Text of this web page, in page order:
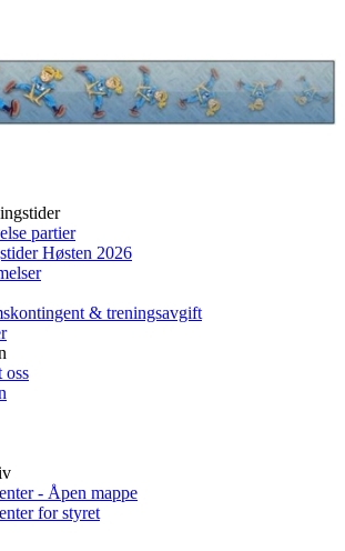
partier
Høsten 2026
& treningsavgift
oss
- Åpen mappe
for styret